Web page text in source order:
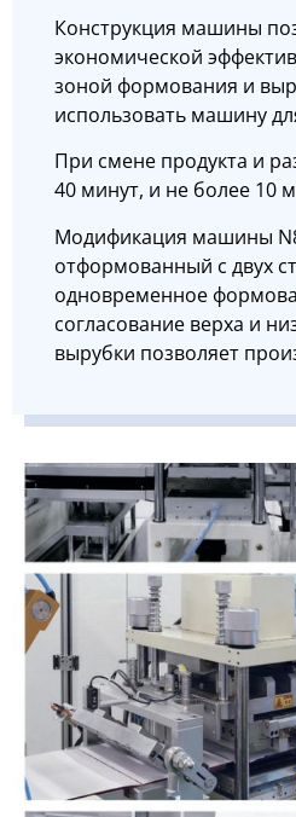
Конструкция машины
экономической
зоной формования и
использовать машину
При смене продукта и
40 минут, и не более 10
Модификация машины
отформованный с двух
одновременное
согласование верха и
вырубки позволяет